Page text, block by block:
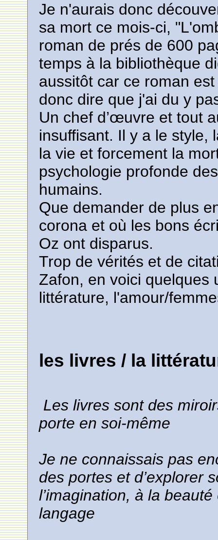
Je n'aurais donc
sa mort ce mois-ci,
roman de prés de 600
temps à la bibliothèque
aussitôt car ce roman
donc dire que j'ai du y
Un chef d’œuvre et tout
insuffisant. Il y a le style,
la vie et forcement la
psychologie profonde
humains.
Que demander de plus
corona et où les bons
Oz ont disparus.
Trop de vérités et de
Zafon, en voici quelques
littérature, l'amour/
les livres / la
Les livres sont des
porte en soi-même
Je ne connaissais pas
des portes et d’explorer
l’imagination, à la
langage